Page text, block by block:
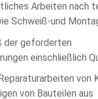
Arbeiten nach
Schweiß-und
der geforderten
einschließlich
von
von Bauteilen aus